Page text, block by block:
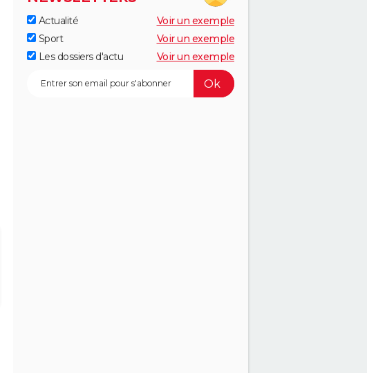
Actualité
Voir un exemple
Sport
Voir un exemple
Les dossiers d'actu
Voir un exemple